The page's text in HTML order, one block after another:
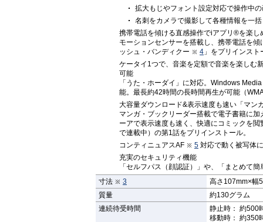
拡大もじやフォント設定対応で操作中
名刺をカメラで撮影して各種情報を一
携帯電話を傾ける直感操作でiアプリ®を楽し
モーションセンサーを搭載し、携帯電話を
ッシュ・バンディクー
4 」をプリインスト
ケータイ1つで、音楽を定額で音楽を楽しむ
可能
「うた・ホーダイ」に対応。Windows
能。最長約42時間の長時間再生が可能（
大容量ダウンロード&表示速度も速い「マン
マンガ・ブックリーダー搭載で電子書籍に
ーアで表示速度も速く、快適にコミックを
で連載中）の第1話をプリインストール。
コンティニュアスAF
5 対応で動く被写体
充実のセキュリティ機能
「セルフパス（顔認証）」や、「まとめて
寸法
3
高さ107mm×幅
質量
約130グラム
連続待受時間
静止時： 約500
移動時： 約350